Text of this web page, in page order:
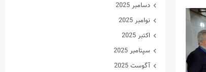
دسامبر 2025
نوامبر 2025
اکتبر 2025
سپتامبر 2025
آگوست 2025